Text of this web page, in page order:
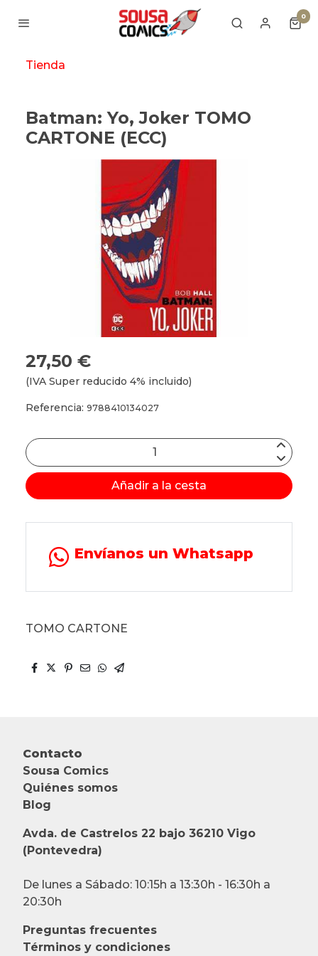
0
Tienda
Batman: Yo, Joker TOMO
CARTONE (ECC)
27,50 €
(IVA Super reducido 4% incluido)
Referencia: 9788410134027
Añadir a la cesta
Envíanos un Whatsapp
TOMO CARTONE
Contacto
Sousa Comics
Quiénes somos
Blog
Avda. de Castrelos 22 bajo 36210 Vigo
(Pontevedra)
De lunes a Sábado: 10:15h a 13:30h - 16:30h a
20:30h
Preguntas frecuentes
Términos y condiciones